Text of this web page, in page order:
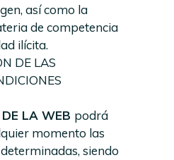
así como la
de competencia
ilícita.
DE LAS
DE LA WEB podrá
momento las
siendo